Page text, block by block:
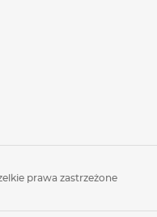
prawa zastrzeżone